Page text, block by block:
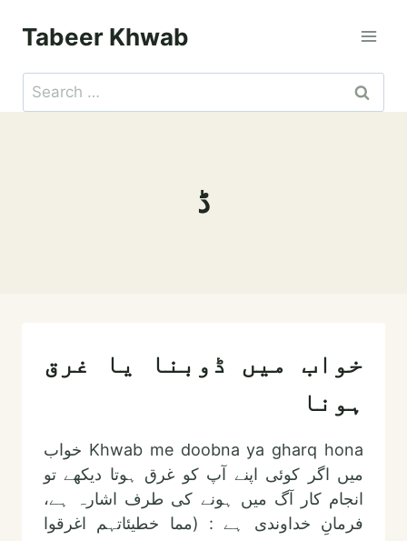
Tabeer Khwab
Search
for:
ڈ
خواب میں ڈوبنا یا غرق
ہونا
Khwab me doobna ya gharq hona خواب
میں اگر کوئی اپنے آپ کو غرق ہوتا دیکھے تو
انجام کار آگ میں ہونے کی طرف اشارہ ہے،
فرمانِ خداوندی ہے : (مما خطیئاتہم اغرقوا